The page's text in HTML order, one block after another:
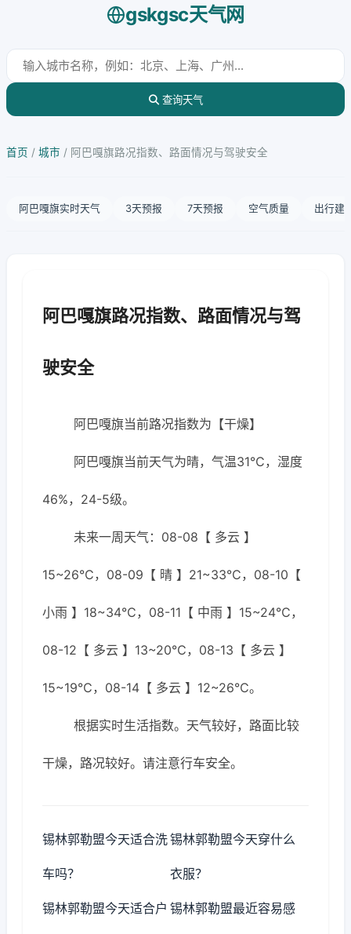
gskgsc天气网
查询天气
首页 / 城市 / 阿巴嘎旗路况指数、路面情况与驾驶安全
阿巴嘎旗实时天气 3天预报 7天预报 空气质量 出行建
阿巴嘎旗路况指数、路面情况与驾
驶安全
阿巴嘎旗当前路况指数为【干燥】
阿巴嘎旗当前天气为晴，气温31℃，湿度
46%，24-5级。
未来一周天气：08-08【 多云 】
15~26℃，08-09【 晴 】21~33℃，08-10【
小雨 】18~34℃，08-11【 中雨 】15~24℃，
08-12【 多云 】13~20℃，08-13【 多云 】
15~19℃，08-14【 多云 】12~26℃。
根据实时生活指数。天气较好，路面比较
干燥，路况较好。请注意行车安全。
锡林郭勒盟今天适合洗
车吗？
锡林郭勒盟今天穿什么
衣服？
锡林郭勒盟今天适合户 锡林郭勒盟最近容易感